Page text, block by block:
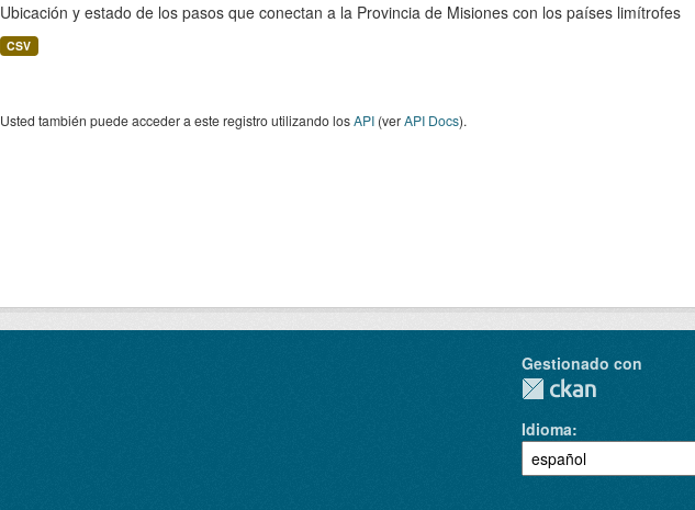
Ubicación y estado de los pasos que conectan a la Provincia de Misiones con los países limítrofes
CSV
Usted también puede acceder a este registro utilizando losAPI(verAPI Docs).
Gestionado con
Idioma